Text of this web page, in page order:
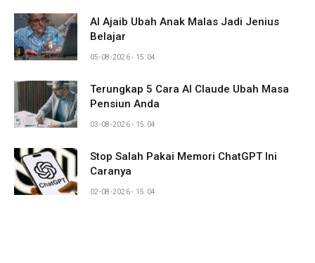
AI Ajaib Ubah Anak Malas Jadi Jenius
Belajar
05-08-2026 - 15.04
Terungkap 5 Cara AI Claude Ubah Masa
Pensiun Anda
03-08-2026 - 15.04
Stop Salah Pakai Memori ChatGPT Ini
Caranya
02-08-2026 - 15.04